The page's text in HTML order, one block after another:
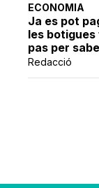
ECONOMIA
Ja es pot
les botigues
pas per
Redacció